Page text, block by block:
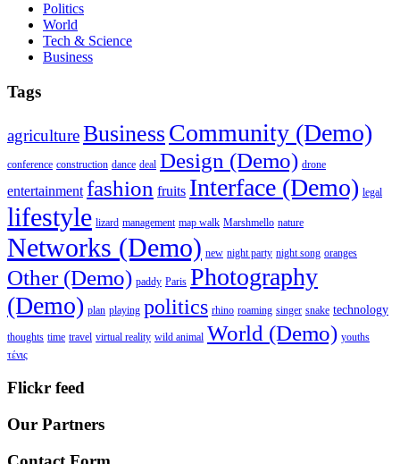
Politics
World
Tech & Science
Business
Tags
agricultureBusinessCommunity (Demo)
conference construction dance deal Design (Demo) drone
entertainment fashion fruits Interface (Demo) legal
lifestyle lizard management map walk Marshmello nature
Networks (Demo) new night party night song oranges
Other (Demo) paddy Paris Photography
(Demo) plan playing politics rhino roaming singer snake technology
thoughts time travel virtual reality wild animal World (Demo) youths
τένις
Flickr feed
Our Partners